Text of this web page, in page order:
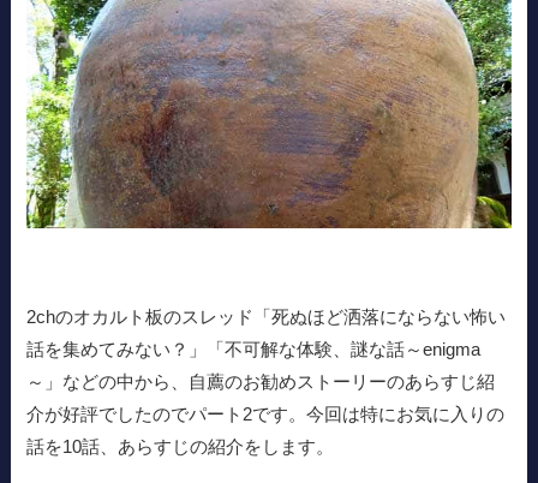
2chのオカルト板のスレッド「死ぬほど洒落にならない怖い
話を集めてみない？」「不可解な体験、謎な話～enigma
～」などの中から、自薦のお勧めストーリーのあらすじ紹
介が好評でしたのでパート2です。今回は特にお気に入りの
話を10話、あらすじの紹介をします。